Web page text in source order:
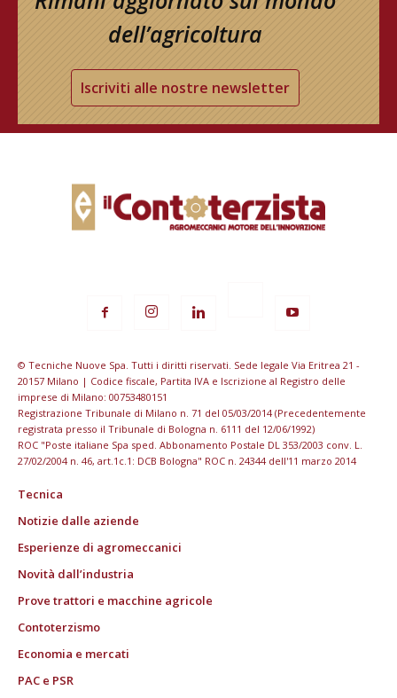
dell’agricoltura
Iscriviti alle nostre newsletter
© Tecniche Nuove Spa. Tutti i diritti riservati. Sede legale Via Eritrea 21 -
20157 Milano | Codice fiscale, Partita IVA e Iscrizione al Registro delle
imprese di Milano: 00753480151
Registrazione Tribunale di Milano n. 71 del 05/03/2014 (Precedentemente
registrata presso il Tribunale di Bologna n. 6111 del 12/06/1992)
ROC "Poste italiane Spa sped. Abbonamento Postale DL 353/2003 conv. L.
27/02/2004 n. 46, art.1c.1: DCB Bologna" ROC n. 24344 dell'11 marzo 2014
Tecnica
Notizie dalle aziende
Esperienze di agromeccanici
Novità dall’industria
Prove trattori e macchine agricole
Contoterzismo
Economia e mercati
PAC e PSR